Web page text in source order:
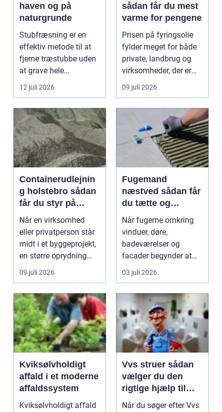
haven og på
naturgrunde
Stubfræsning er en
effektiv metode til at
fjerne træstubbe uden
at grave hele
rodsystemet op.
12 juli 2026
sådan får du mest
varme for pengene
Prisen på fyringsolie
fylder meget for både
private, landbrug og
virksomheder, der er
afhængige af o...
09 juli 2026
Containerudlejnin
g holstebro sådan
får du styr på
affald og
materialer
Når en virksomhed
eller privatperson står
midt i et byggeprojekt,
en større oprydning
eller løbende ...
09 juli 2026
Fugemand
næstved sådan får
du tætte og
holdbare fuger
Når fugerne omkring
vinduer, døre,
badeværelser og
facader begynder at
slippe, kan det hurtigt
03 juli 2026
Kviksølvholdigt
affald i et moderne
affaldssystem
Kviksølvholdigt affald
Vvs struer sådan
vælger du den
rigtige hjælp til
dine installationer
Når du søger efter Vvs